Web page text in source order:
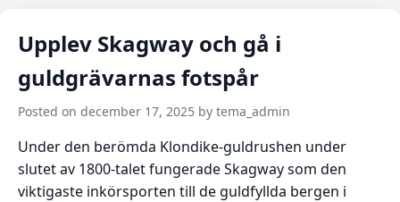
Upplev Skagway och gå i
guldgrävarnas fotspår
Posted on december 17, 2025 by tema_admin
Under den berömda Klondike-guldrushen under
slutet av 1800-talet fungerade Skagway som den
viktigaste inkörsporten till de guldfyllda bergen i